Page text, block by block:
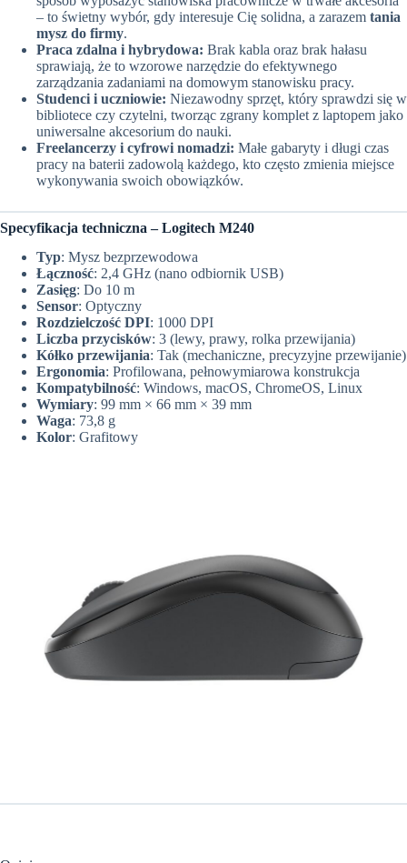
– to świetny wybór, gdy interesuje Cię solidna, a zarazem tania
mysz do firmy.
Praca zdalna i hybrydowa: Brak kabla oraz brak hałasu
sprawiają, że to wzorowe narzędzie do efektywnego
zarządzania zadaniami na domowym stanowisku pracy.
Studenci i uczniowie: Niezawodny sprzęt, który sprawdzi się w
bibliotece czy czytelni, tworząc zgrany komplet z laptopem jako
uniwersalne akcesorium do nauki.
Freelancerzy i cyfrowi nomadzi: Małe gabaryty i długi czas
pracy na baterii zadowolą każdego, kto często zmienia miejsce
wykonywania swoich obowiązków.
Specyfikacja techniczna – Logitech M240
Typ: Mysz bezprzewodowa
Łączność: 2,4 GHz (nano odbiornik USB)
Zasięg: Do 10 m
Sensor: Optyczny
Rozdzielczość DPI: 1000 DPI
Liczba przycisków: 3 (lewy, prawy, rolka przewijania)
Kółko przewijania: Tak (mechaniczne, precyzyjne przewijanie)
Ergonomia: Profilowana, pełnowymiarowa konstrukcja
Kompatybilność: Windows, macOS, ChromeOS, Linux
Wymiary: 99 mm × 66 mm × 39 mm
Waga: 73,8 g
Kolor: Grafitowy